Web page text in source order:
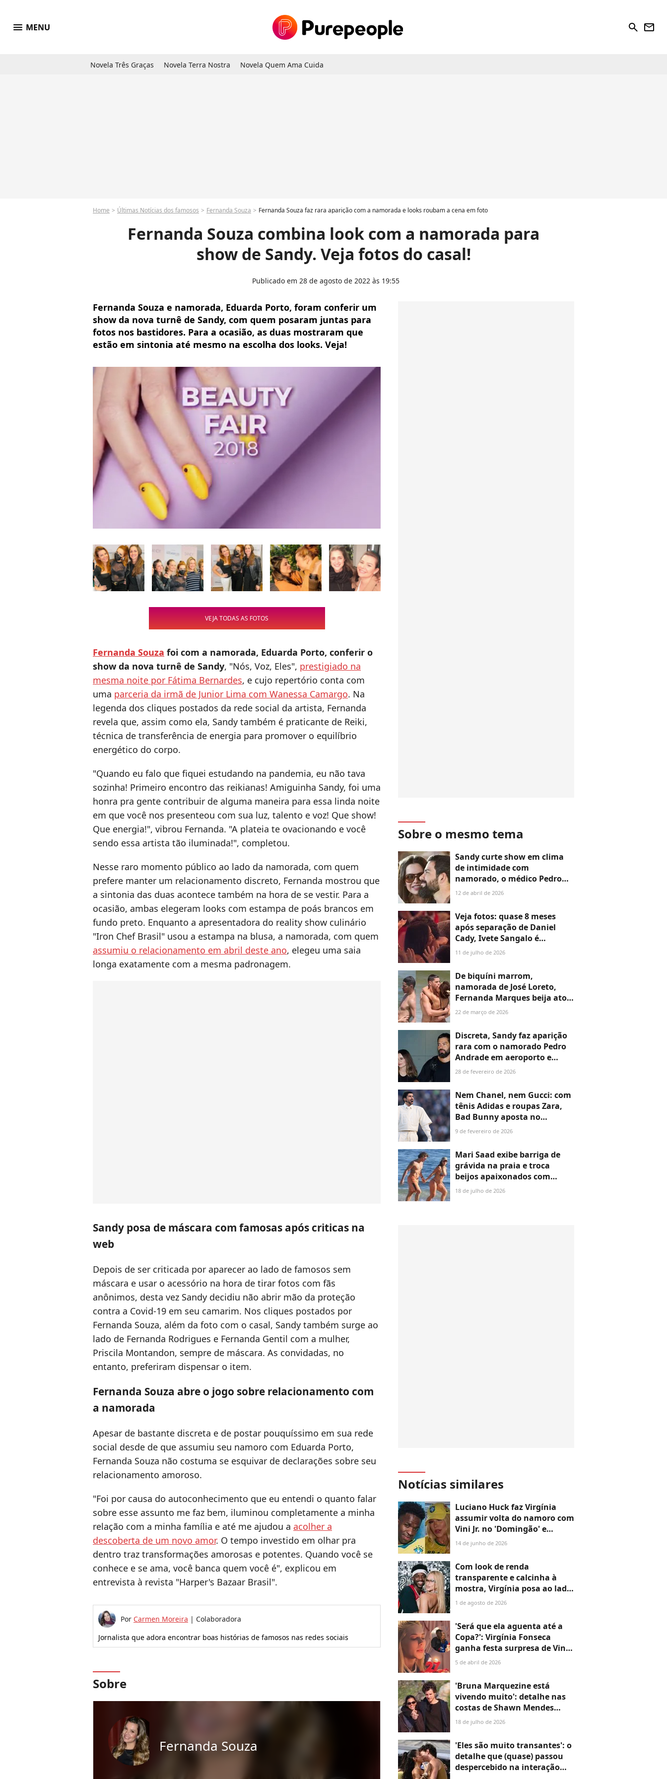
menu MENU search newsletter
Novela Três Graças Novela Terra Nostra Novela Quem Ama Cuida
Home Últimas Notícias dos famosos Fernanda Souza Fernanda Souza faz rara aparição com a namorada e looks roubam a cena em foto
Fernanda Souza combina look com a namorada para
show de Sandy. Veja fotos do casal!
Publicado em 28 de agosto de 2022 às 19:55
Fernanda Souza e namorada, Eduarda Porto, foram conferir um
show da nova turnê de Sandy, com quem posaram juntas para
fotos nos bastidores. Para a ocasião, as duas mostraram que
estão em sintonia até mesmo na escolha dos looks. Veja!
VEJA TODAS AS FOTOS
Fernanda Souza foi com a namorada, Eduarda Porto, conferir o
show da nova turnê de Sandy, "Nós, Voz, Eles", prestigiado na
mesma noite por Fátima Bernardes, e cujo repertório conta com
uma parceria da irmã de Junior Lima com Wanessa Camargo. Na
legenda dos cliques postados da rede social da artista, Fernanda
revela que, assim como ela, Sandy também é praticante de Reiki,
técnica de transferência de energia para promover o equilíbrio
energético do corpo.
"Quando eu falo que fiquei estudando na pandemia, eu não tava
sozinha! Primeiro encontro das reikianas! Amiguinha Sandy, foi uma
honra pra gente contribuir de alguma maneira para essa linda noite
em que você nos presenteou com sua luz, talento e voz! Que show!
Que energia!", vibrou Fernanda. "A plateia te ovacionando e você
sendo essa artista tão iluminada!", completou.
Nesse raro momento público ao lado da namorada, com quem
prefere manter um relacionamento discreto, Fernanda mostrou que
a sintonia das duas acontece também na hora de se vestir. Para a
ocasião, ambas elegeram looks com estampa de poás brancos em
fundo preto. Enquanto a apresentadora do reality show culinário
"Iron Chef Brasil" usou a estampa na blusa, a namorada, com quem
assumiu o relacionamento em abril deste ano, elegeu uma saia
longa exatamente com a mesma padronagem.
Sandy posa de máscara com famosas após criticas na
web
Depois de ser criticada por aparecer ao lado de famosos sem
máscara e usar o acessório na hora de tirar fotos com fãs
anônimos, desta vez Sandy decidiu não abrir mão da proteção
contra a Covid-19 em seu camarim. Nos cliques postados por
Fernanda Souza, além da foto com o casal, Sandy também surge ao
lado de Fernanda Rodrigues e Fernanda Gentil com a mulher,
Priscila Montandon, sempre de máscara. As convidadas, no
entanto, preferiram dispensar o item.
Fernanda Souza abre o jogo sobre relacionamento com
a namorada
Apesar de bastante discreta e de postar pouquíssimo em sua rede
social desde de que assumiu seu namoro com Eduarda Porto,
Fernanda Souza não costuma se esquivar de declarações sobre seu
relacionamento amoroso.
"Foi por causa do autoconhecimento que eu entendi o quanto falar
sobre esse assunto me faz bem, iluminou completamente a minha
relação com a minha família e até me ajudou a acolher a
descoberta de um novo amor. O tempo investido em olhar pra
dentro traz transformações amorosas e potentes. Quando você se
conhece e se ama, você banca quem você é", explicou em
entrevista à revista "Harper's Bazaar Brasil".
Por Carmen Moreira | Colaboradora
Jornalista que adora encontrar boas histórias de famosos nas redes sociais
Sobre
Fernanda Souza
Sobre o mesmo tema
Sandy curte show em clima
de intimidade com
namorado, o médico Pedro
Andrade, mas presença rara
Fotos!
12 de abril de 2026
Veja fotos: quase 8 meses
após separação de Daniel
Cady, Ivete Sangalo é
flagrada aos beijos com novo
ele?
11 de julho de 2026
De biquíni marrom,
namorada de José Loreto,
Fernanda Marques beija ator
e esquenta clima em dia de
22 de março de 2026
Discreta, Sandy faz aparição
rara com o namorado Pedro
Andrade em aeroporto e
impressiona ao dar beijão no
28 de fevereiro de 2026
Nem Chanel, nem Gucci: com
tênis Adidas e roupas Zara,
Bad Bunny aposta no
minimalismo elegante no
veja raio-x do look em 12
fotos!
9 de fevereiro de 2026
Mari Saad exibe barriga de
grávida na praia e troca
beijos apaixonados com
Rômulo Arantes Neto. Veja
18 de julho de 2026
Notícias similares
Luciano Huck faz Virgínia
assumir volta do namoro com
Vini Jr. no 'Domingão' e
influencer entrega detalhe de
Namorados: '2 anos'
14 de junho de 2026
Com look de renda
transparente e calcinha à
mostra, Virgínia posa ao lado
de Vini Jr. em festa, ganha
quanto sou feliz ao seu lado'
1 de agosto de 2026
'Será que ela aguenta até a
Copa?': Virgínia Fonseca
ganha festa surpresa de Vini
Jr. em Madrid e semblante
rumor de traição
5 de abril de 2026
'Bruna Marquezine está
vivendo muito': detalhe nas
costas de Shawn Mendes
alimenta teoria dos fãs sobre
18 de julho de 2026
'Eles são muito transantes': o
detalhe que (quase) passou
despercebido na interação